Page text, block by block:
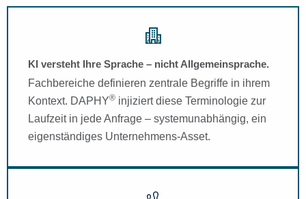
KI versteht Ihre Sprache – nicht Allgemeinsprache.
Fachbereiche definieren zentrale Begriffe in ihrem
Kontext. DAPHY® injiziert diese Terminologie zur
Laufzeit in jede Anfrage – systemunabhängig, ein
eigenständiges Unternehmens-Asset.